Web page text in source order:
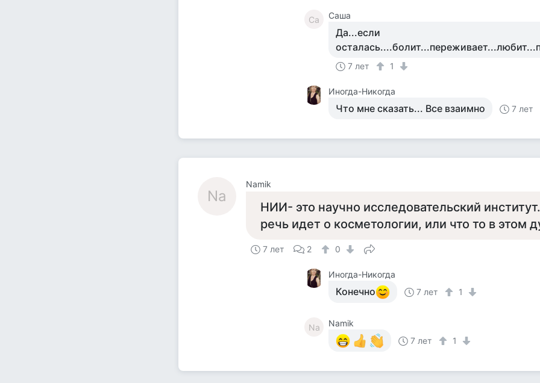
Са Саша
Да...если
7 лет 1
Иногда-Никогда
Что мне сказать... Все взаимно 7 лет
Na
Namik
НИИ- это научно исследовательский
речь идет о косметологии, или что то в этом
7 лет 2 0
Иногда-Никогда
Конечно 7 лет 1
Na
Namik
7 лет
1